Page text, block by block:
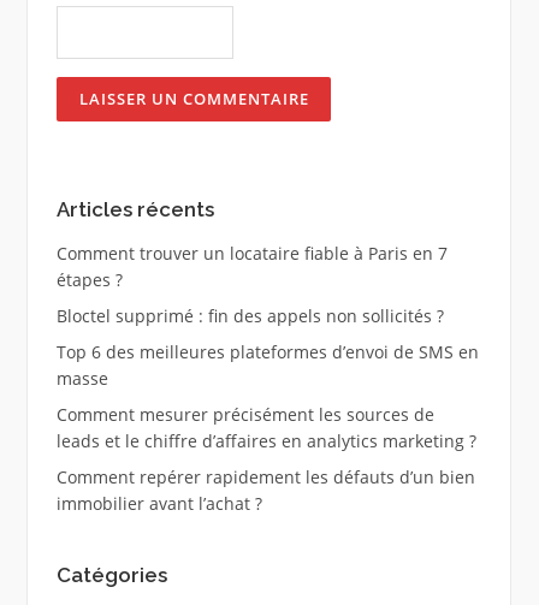
Articles récents
Comment trouver un locataire fiable à Paris en 7
étapes ?
Bloctel supprimé : fin des appels non sollicités ?
Top 6 des meilleures plateformes d’envoi de SMS en
masse
Comment mesurer précisément les sources de
leads et le chiffre d’affaires en analytics marketing ?
Comment repérer rapidement les défauts d’un bien
immobilier avant l’achat ?
Catégories